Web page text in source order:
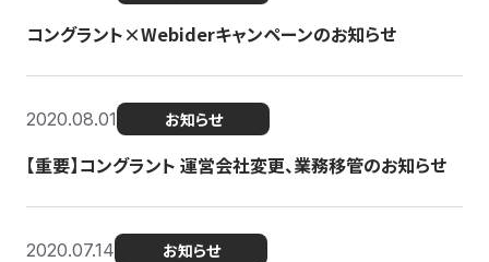
コングラント×Webiderキャンペーンのお知らせ
2020.08.01 お知らせ
【重要】コングラント 運営会社変更、業務移管のお知らせ
2020.07.14 お知らせ